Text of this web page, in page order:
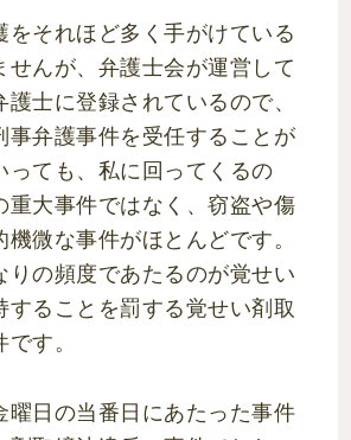
をそれほど多く手がけている
せんが、弁護士会が運営して
士に登録されているので、
事弁護事件を受任することが
っても、私に回ってくるの
重大事件ではなく、窃盗や傷
微な事件がほとんどです。
りの頻度であたるのが覚せい
することを罰する覚せい剤取
す。
曜日の当番日にあたった事件